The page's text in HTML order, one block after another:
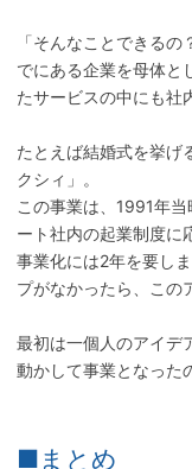
「そんなことできる
でにある企業を母体と
たサービスの中にも社
たとえば結婚式を挙げ
クシィ」。
この事業は、1991年
ート社内の起業制度に
事業化には2年を要し
プがなかったら、この
最初は一個人のアイデ
動かして事業となった
■まとめ